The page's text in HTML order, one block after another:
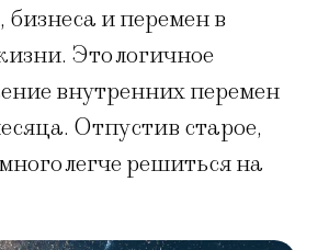
и перемен в
Это логичное
внутренних перемен
Отпустив старое,
легче решиться на